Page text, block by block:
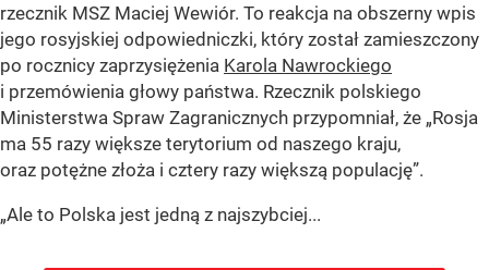
rzecznik MSZ Maciej Wewiór. To reakcja na obszerny wpis
jego rosyjskiej odpowiedniczki, który został zamieszczony
po rocznicy zaprzysiężenia Karola Nawrockiego
i przemówienia głowy państwa. Rzecznik polskiego
Ministerstwa Spraw Zagranicznych przypomniał, że „Rosja
ma 55 razy większe terytorium od naszego kraju,
oraz potężne złoża i cztery razy większą populację”.
„Ale to Polska jest jedną z najszybciej...